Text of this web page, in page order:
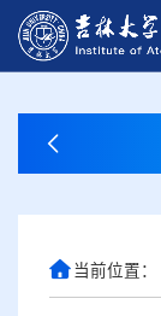
当前位置：